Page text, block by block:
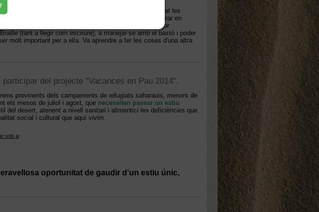
va ser sotmesa a dues operacions quirúrgiques. Malgrat les
recuperar la visió i va anar llavors quan va entrar en
on va iniciar un procés educatiu per aconseguir major
(tant a llegir com escriure), a manejar-se amb el bastó i poder
molt important per a ella. Va aprendre a fer les coses d'una altra
del projecte "Vacances en Pau 2014".
provinents dels campaments de refugiats saharauis, menors de
els mesos de juliol i agost, que necessiten passar un estiu
del desert, atenent a nivell sanitari i alimentici les deficiències que
social i cultural que aquí vivim.
vos a:
oportunitat de gaudir d'un estiu únic,